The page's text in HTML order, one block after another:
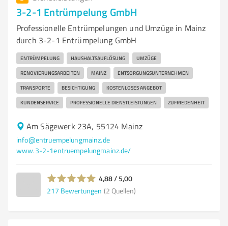
3-2-1 Entrümpelung GmbH
Professionelle Entrümpelungen und Umzüge in Mainz
durch 3-2-1 Entrümpelung GmbH
ENTRÜMPELUNG HAUSHALTSAUFLÖSUNG UMZÜGE
RENOVIERUNGSARBEITEN MAINZ ENTSORGUNGSUNTERNEHMEN
TRANSPORTE BESICHTIGUNG KOSTENLOSES ANGEBOT
KUNDENSERVICE PROFESSIONELLE DIENSTLEISTUNGEN ZUFRIEDENHEIT
Am Sägewerk 23A, 55124 Mainz
info@entruempelungmainz.de
www.3-2-1entruempelungmainz.de/
4,88 / 5,00
217 Bewertungen (2 Quellen)